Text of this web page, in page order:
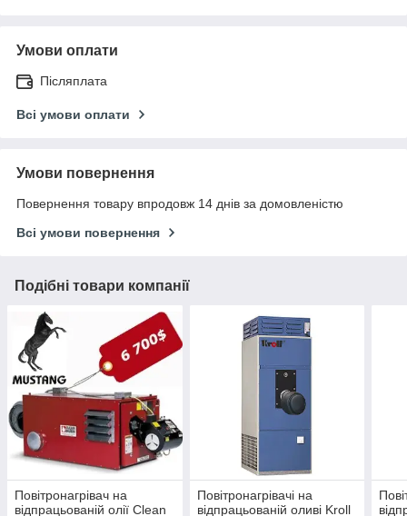
Умови оплати
Післяплата
Всі умови оплати
Умови повернення
Повернення товару впродовж 14 днів за домовленістю
Всі умови повернення
Подібні товари компанії
Повітронагрівач на
відпрацьованій олії Clean
Повітронагрівачі на
відпрацьованій оливі Kroll